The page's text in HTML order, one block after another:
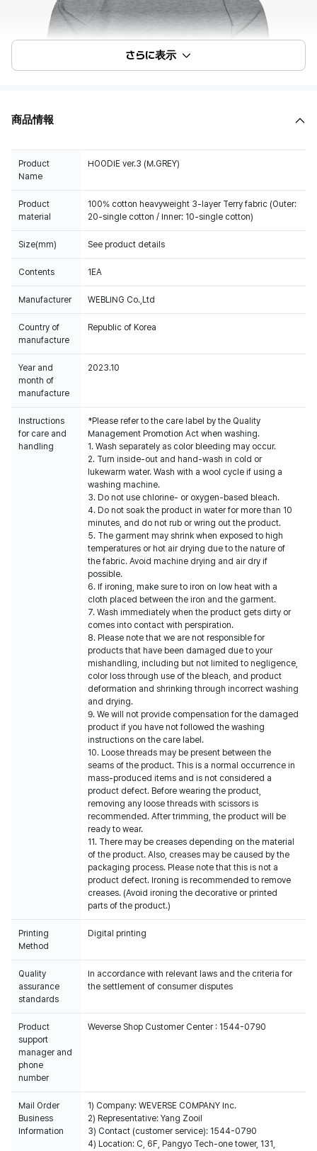
さらに表示
商品情報
Product
Name
HOODIE ver.3 (M.GREY)
Product
material
100% cotton heavyweight 3-layer Terry fabric (Outer:
20-single cotton / Inner: 10-single cotton)
Size(mm) See product details
Contents 1EA
Manufacturer WEBLING Co.,Ltd
Country of
manufacture
Republic of Korea
Year and
month of
manufacture
2023.10
Instructions
for care and
handling
*Please refer to the care label by the Quality
Management Promotion Act when washing.
1. Wash separately as color bleeding may occur.
2. Turn inside-out and hand-wash in cold or
lukewarm water. Wash with a wool cycle if using a
washing machine.
3. Do not use chlorine- or oxygen-based bleach.
4. Do not soak the product in water for more than 10
minutes, and do not rub or wring out the product.
5. The garment may shrink when exposed to high
temperatures or hot air drying due to the nature of
the fabric. Avoid machine drying and air dry if
possible.
6. If ironing, make sure to iron on low heat with a
cloth placed between the iron and the garment.
7. Wash immediately when the product gets dirty or
comes into contact with perspiration.
8. Please note that we are not responsible for
products that have been damaged due to your
mishandling, including but not limited to negligence,
color loss through use of the bleach, and product
deformation and shrinking through incorrect washing
and drying.
9. We will not provide compensation for the damaged
product if you have not followed the washing
instructions on the care label.
10. Loose threads may be present between the
seams of the product. This is a normal occurrence in
mass-produced items and is not considered a
product defect. Before wearing the product,
removing any loose threads with scissors is
recommended. After trimming, the product will be
ready to wear.
11. There may be creases depending on the material
of the product. Also, creases may be caused by the
packaging process. Please note that this is not a
product defect. Ironing is recommended to remove
creases. (Avoid ironing the decorative or printed
parts of the product.)
Printing
Method
Digital printing
Quality
assurance
standards
In accordance with relevant laws and the criteria for
the settlement of consumer disputes
Product
support
manager and
phone
number
Weverse Shop Customer Center : 1544-0790
Mail Order
Business
Information
1) Company: WEVERSE COMPANY Inc.
2) Representative: Yang Zooil
3) Contact (customer service): 1544-0790
4) Location: C, 6F, Pangyo Tech-one tower, 131,